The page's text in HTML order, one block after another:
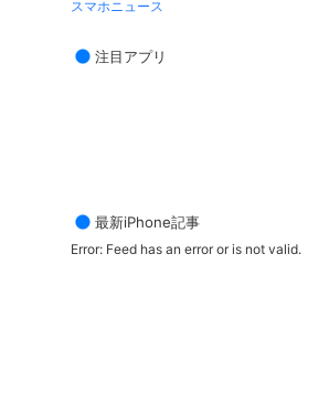
スマホニュース
注目アプリ
最新iPhone記事
Error: Feed has an error or is not valid.